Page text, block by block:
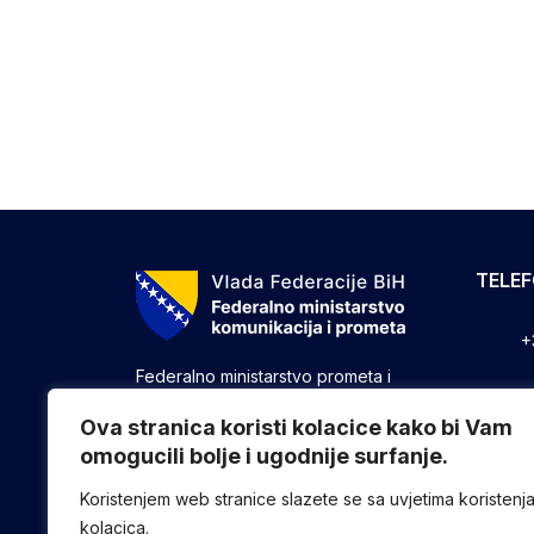
Ova stranica koristi kolacice kako bi Vam
omogucili bolje i ugodnije surfanje.
Koristenjem web stranice slazete se sa uvjetima koristenja
kolacica.
Federalno ministarstvo prometa i
druge poslove utvrđene zakonom koji
se odnose na ostvarivanje nadležnosti
Federacije u oblasti prometa i
komunikacija.